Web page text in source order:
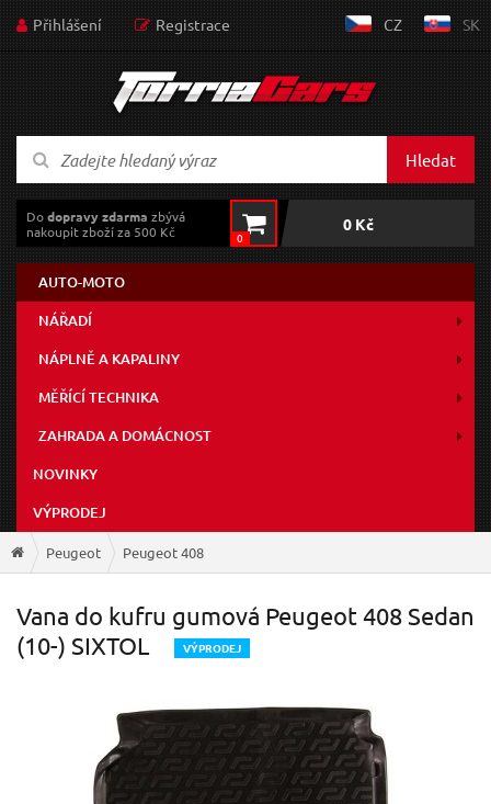
Přihlášení Registrace CZ SK
Hledat
Dodopravy zdarma zbývá
nakoupit zboží za 500 Kč
0
0 Kč
AUTO-MOTO
NÁŘADÍ
NÁPLNĚ A KAPALINY
MĚŘÍCÍ TECHNIKA
ZAHRADA A DOMÁCNOST
NOVINKY
VÝPRODEJ
Peugeot Peugeot 408
Vana do kufru gumová Peugeot 408 Sedan
(10-) SIXTOL
VÝPRODEJ